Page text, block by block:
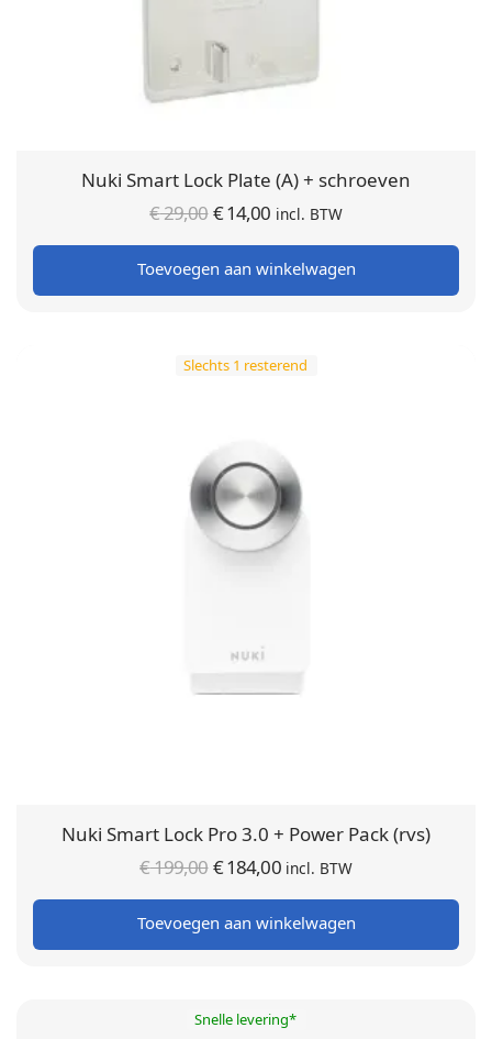
Nuki Smart Lock Plate (A) + schroeven
€29,00Oorspronkelijke
prijs was:
€ 29,00.
€14,00 Huidige
prijs is:
€ 14,00.
incl. BTW
Toevoegen aan winkelwagen
Slechts 1 resterend
Nuki Smart Lock Pro 3.0 + Power Pack (rvs)
€199,00Oorspronkelijke
prijs was:
€ 199,00.
€184,00 Huidige
prijs is:
€ 184,00.
incl. BTW
Toevoegen aan winkelwagen
Snelle levering*